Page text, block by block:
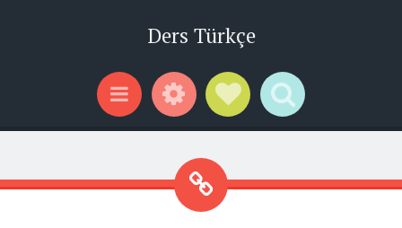
Ders Türkçe
Menu WidgetsSocial Links
Search